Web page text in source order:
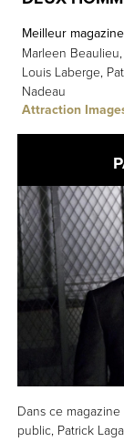
Meilleur
Marleen
Louis Laberge,
Nadeau
Attraction
Dans ce
public, Patrick